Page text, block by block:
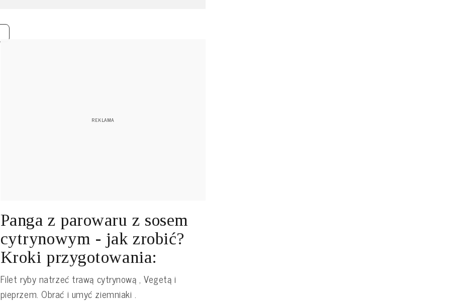
Panga z parowaru z sosem
cytrynowym - jak zrobić?
Kroki przygotowania:
Filet ryby natrzeć trawą cytrynową , Vegetą i
pieprzem. Obrać i umyć ziemniaki .